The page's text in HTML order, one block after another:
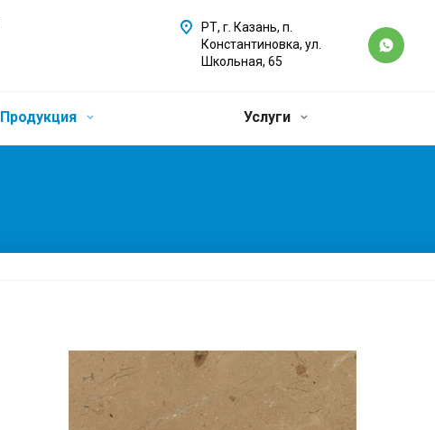
РТ, г. Казань, п.
Константиновка, ул.
Школьная, 65
Продукция Услуги